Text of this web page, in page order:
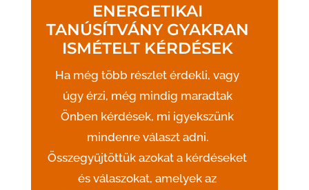
ENERGETIKAI
TANÚSÍTVÁNY GYAKRAN
ISMÉTELT KÉRDÉSEK
Ha még több részlet érdekli, vagy
úgy érzi, még mindig maradtak
Önben kérdések, mi igyekszünk
mindenre választ adni.
Összegyűjtöttük azokat a kérdéseket
és válaszokat, amelyek az